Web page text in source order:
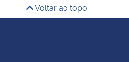
Voltar ao topo